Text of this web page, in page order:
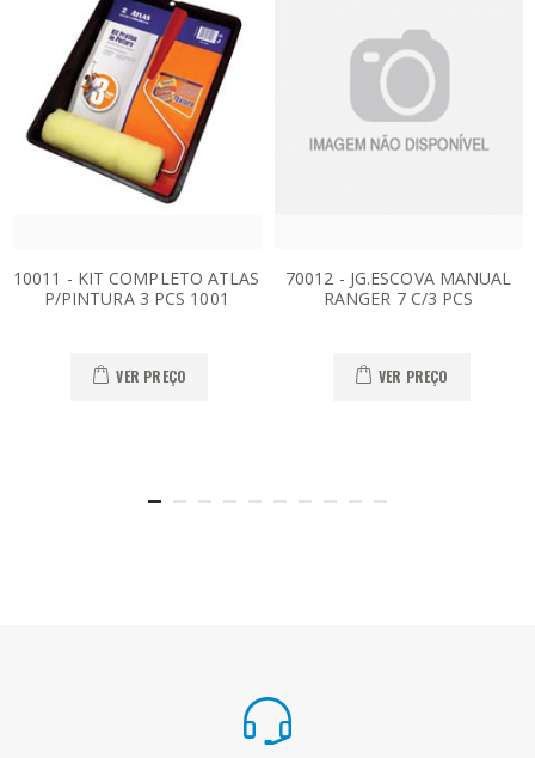
10011 - KIT COMPLETO ATLAS
P/PINTURA 3 PCS 1001
VER PREÇO
70012 - JG.ESCOVA MANUAL
RANGER 7 C/3 PCS
VER PREÇO